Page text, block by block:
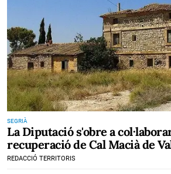
SEGRIÀ
La Diputació s'obre a
recuperació de Cal Macià de
REDACCIÓ TERRITORIS